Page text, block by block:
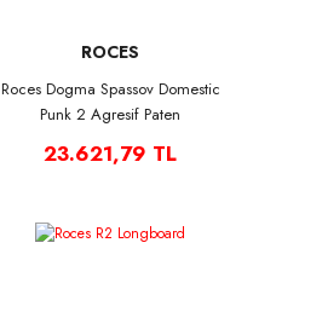
ROCES
Roces Dogma Spassov Domestic
Punk 2 Agresif Paten
23.621,79 TL